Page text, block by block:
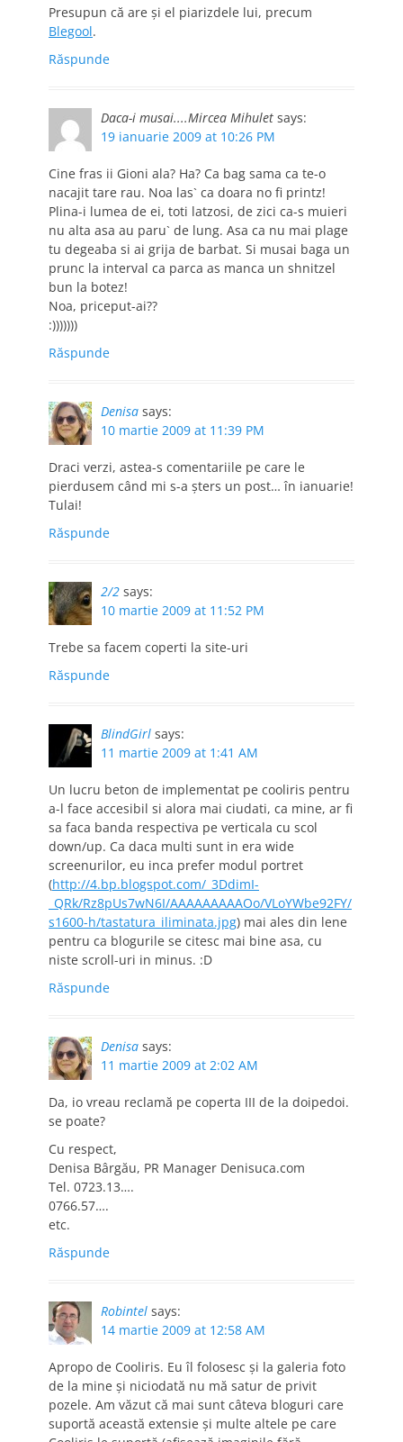
Presupun că are şi el piarizdele lui, precum
Blegool.
Răspunde
Daca-i musai....Mircea Mihulet says:
19 ianuarie 2009 at 10:26 PM
Cine fras ii Gioni ala? Ha? Ca bag sama ca te-o
nacajit tare rau. Noa las` ca doara no fi printz!
Plina-i lumea de ei, toti latzosi, de zici ca-s muieri
nu alta asa au paru` de lung. Asa ca nu mai plage
tu degeaba si ai grija de barbat. Si musai baga un
prunc la interval ca parca as manca un shnitzel
bun la botez!
Noa, priceput-ai??
:)))))))
Răspunde
Denisa says:
10 martie 2009 at 11:39 PM
Draci verzi, astea-s comentariile pe care le
pierdusem când mi s-a şters un post… în ianuarie!
Tulai!
Răspunde
2/2 says:
10 martie 2009 at 11:52 PM
Trebe sa facem coperti la site-uri
Răspunde
BlindGirl says:
11 martie 2009 at 1:41 AM
Un lucru beton de implementat pe cooliris pentru
a-l face accesibil si alora mai ciudati, ca mine, ar fi
sa faca banda respectiva pe verticala cu scol
down/up. Ca daca multi sunt in era wide
screenurilor, eu inca prefer modul portret
(http://4.bp.blogspot.com/_3DdimI-
_QRk/Rz8pUs7wN6I/AAAAAAAAAOo/VLoYWbe92FY/
s1600-h/tastatura_iliminata.jpg) mai ales din lene
pentru ca blogurile se citesc mai bine asa, cu
niste scroll-uri in minus. :D
Răspunde
Denisa says:
11 martie 2009 at 2:02 AM
Da, io vreau reclamă pe coperta III de la doipedoi.
se poate?
Cu respect,
Denisa Bârgău, PR Manager Denisuca.com
Tel. 0723.13….
0766.57….
etc.
Răspunde
Robintel says:
14 martie 2009 at 12:58 AM
Apropo de Cooliris. Eu îl folosesc şi la galeria foto
de la mine şi niciodată nu mă satur de privit
pozele. Am văzut că mai sunt câteva bloguri care
suportă această extensie şi multe altele pe care